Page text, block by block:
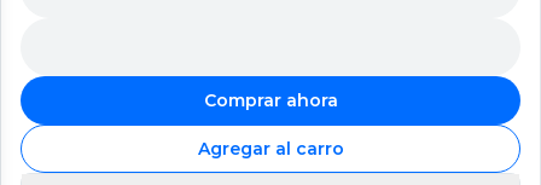
Comprar ahora
Agregar al carro